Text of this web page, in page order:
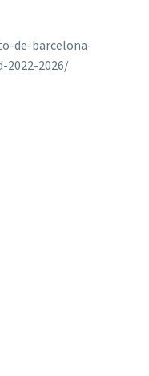
de-barcelona-
2022-2026/